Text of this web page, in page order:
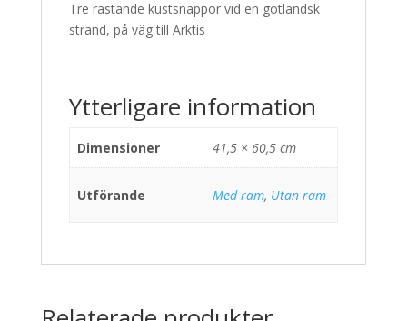
Tre rastande kustsnäppor vid en gotländsk
strand, på väg till Arktis
Ytterligare information
Dimensioner 41,5 × 60,5 cm
Utförande Med ram, Utan ram